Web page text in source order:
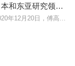
日本还是第一吗|哈佛大学日本和东亚研究领域权威教授傅高义作品